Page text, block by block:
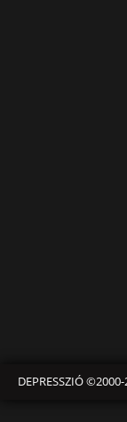
DEPRESSZIÓ